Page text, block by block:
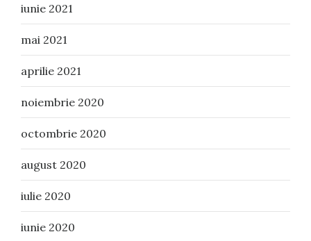
iunie 2021
mai 2021
aprilie 2021
noiembrie 2020
octombrie 2020
august 2020
iulie 2020
iunie 2020